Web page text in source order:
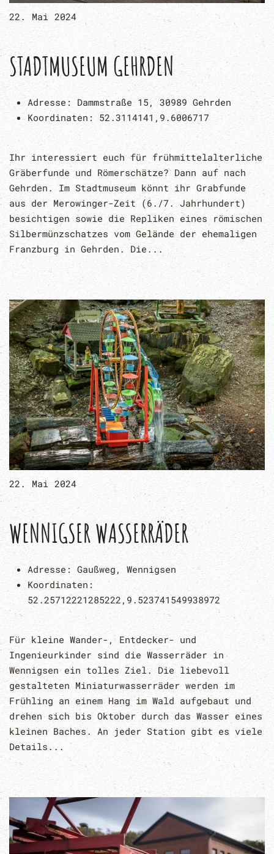
22. Mai 2024
STADTMUSEUM GEHRDEN
Adresse: Dammstraße 15, 30989 Gehrden
Koordinaten: 52.3114141,9.6006717
Ihr interessiert euch für frühmittelalterliche
Gräberfunde und Römerschätze? Dann auf nach
Gehrden. Im Stadtmuseum könnt ihr Grabfunde
aus der Merowinger-Zeit (6./7. Jahrhundert)
besichtigen sowie die Repliken eines römischen
Silbermünzschatzes vom Gelände der ehemaligen
Franzburg in Gehrden. Die...
22. Mai 2024
WENNIGSER WASSERRÄDER
Adresse: Gaußweg, Wennigsen
Koordinaten:
52.25712221285222,9.523741549938972
Für kleine Wander-, Entdecker- und
Ingenieurkinder sind die Wasserräder in
Wennigsen ein tolles Ziel. Die liebevoll
gestalteten Miniaturwasserräder werden im
Frühling an einem Hang im Wald aufgebaut und
drehen sich bis Oktober durch das Wasser eines
kleinen Baches. An jeder Station gibt es viele
Details...